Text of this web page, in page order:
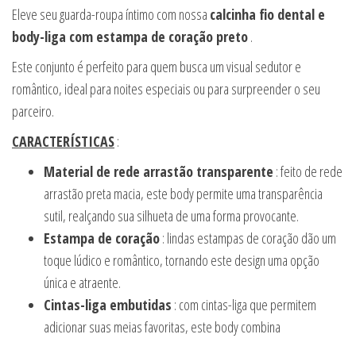
Eleve seu guarda-roupa íntimo com nossa calcinha fio dental e
body-liga com estampa de coração preto.
Este conjunto é perfeito para quem busca um visual sedutor e
romântico, ideal para noites especiais ou para surpreender o seu
parceiro.
CARACTERÍSTICAS:
Material de rede arrastão transparente : feito de rede
arrastão preta macia, este body permite uma transparência
sutil, realçando sua silhueta de uma forma provocante.
Estampa de coração: lindas estampas de coração dão um
toque lúdico e romântico, tornando este design uma opção
única e atraente.
Cintas-liga embutidas : com cintas-liga que permitem
adicionar suas meias favoritas, este body combina